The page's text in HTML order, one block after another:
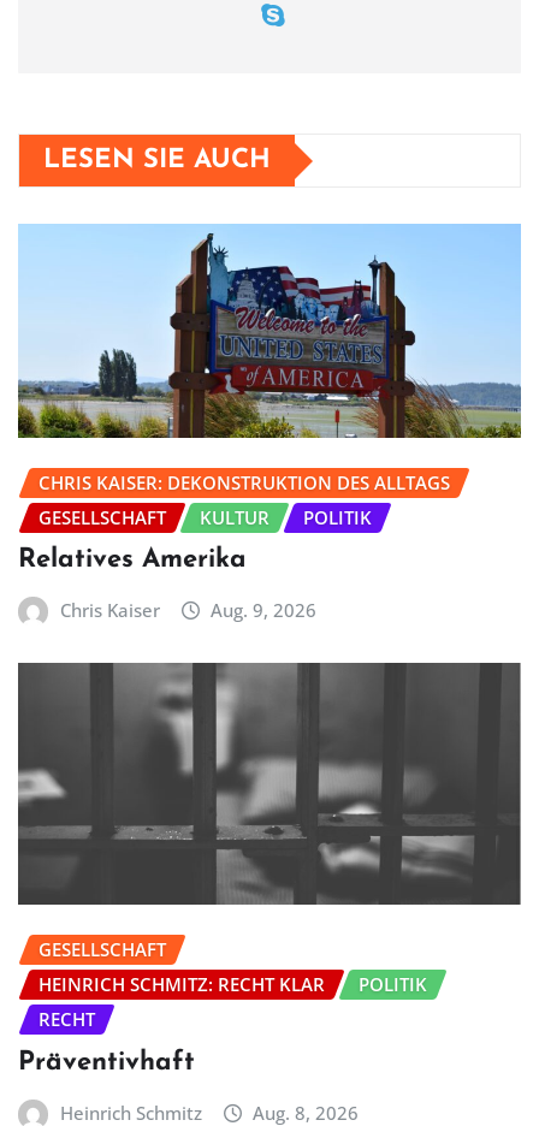
LESEN SIE AUCH
CHRIS KAISER: DEKONSTRUKTION DES ALLTAGS
GESELLSCHAFT
KULTUR POLITIK
Relatives Amerika
Chris Kaiser Aug. 9, 2026
GESELLSCHAFT
HEINRICH SCHMITZ: RECHT KLAR
POLITIK
RECHT
Präventivhaft
Heinrich Schmitz Aug. 8, 2026